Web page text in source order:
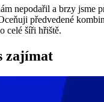
nepodařil a brzy jsme
předvedené
celé šíři hřiště.
zajímat